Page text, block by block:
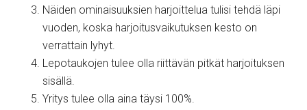
Näiden ominaisuuksien harjoittelua tulisi tehdä läpi
vuoden, koska harjoitusvaikutuksen kesto on
verrattain lyhyt.
Lepotaukojen tulee olla riittävän pitkät harjoituksen
sisällä.
Yritys tulee olla aina täysi 100%.